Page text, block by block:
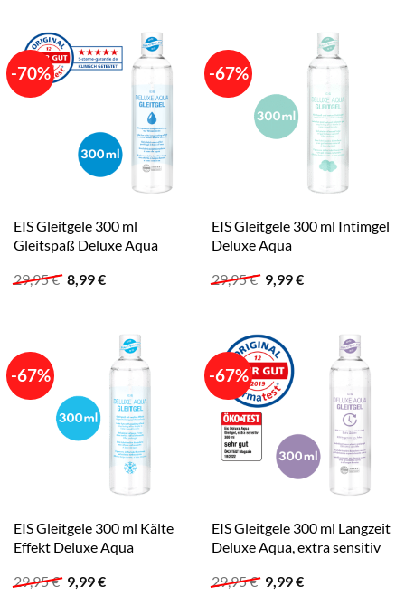
-70%
EIS Gleitgele 300 ml
Gleitspaß Deluxe Aqua
29,95€ Ursprünglicher
Preis
8,99€Aktueller
-67%
EIS Gleitgele 300 ml Intimgel
Deluxe Aqua
29,95€ Ursprünglicher
Preis
9,99€Aktueller
-67%
EIS Gleitgele 300 ml Kälte
Effekt Deluxe Aqua
29,95€ Ursprünglicher
Preis
9,99€Aktueller
-67%
EIS Gleitgele 300 ml Langzeit
Deluxe Aqua, extra sensitiv
29,95€ Ursprünglicher
Preis
9,99€Aktueller